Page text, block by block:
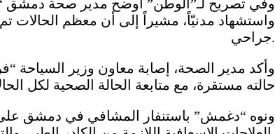
جراحي.
وأكد مدير الصحة، إصابة معاون وزير
حالته مستقرة، مع متابعة الحالة الصحية لكل
ونوه “دغمش” باستنفار المشافي في دمشق على